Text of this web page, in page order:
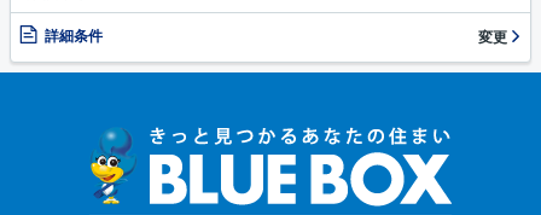
詳細条件 変更